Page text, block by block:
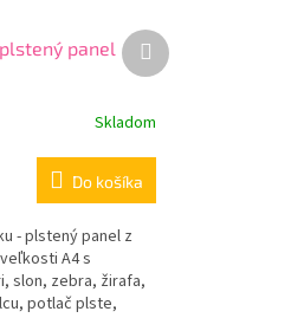
panel
Skladom
Do košíka
- plstený panel z
A4 s
slon, zebra, žirafa,
potlač plste,
Ďalší
produkt